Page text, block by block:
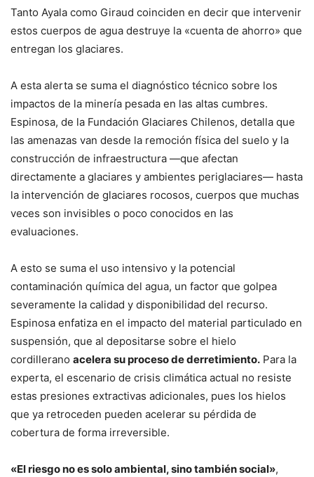
Tanto Ayala como Giraud coinciden en decir que intervenir
estos cuerpos de agua destruye la «cuenta de ahorro» que
entregan los glaciares.
A esta alerta se suma el diagnóstico técnico sobre los
impactos de la minería pesada en las altas cumbres.
Espinosa, de la Fundación Glaciares Chilenos, detalla que
las amenazas van desde la remoción física del suelo y la
construcción de infraestructura —que afectan
directamente a glaciares y ambientes periglaciares— hasta
la intervención de glaciares rocosos, cuerpos que muchas
veces son invisibles o poco conocidos en las
evaluaciones.
A esto se suma el uso intensivo y la potencial
contaminación química del agua, un factor que golpea
severamente la calidad y disponibilidad del recurso.
Espinosa enfatiza en el impacto del material particulado en
suspensión, que al depositarse sobre el hielo
cordillerano acelera su proceso de derretimiento. Para la
experta, el escenario de crisis climática actual no resiste
estas presiones extractivas adicionales, pues los hielos
que ya retroceden pueden acelerar su pérdida de
cobertura de forma irreversible.
«El riesgo no es solo ambiental, sino también social»,